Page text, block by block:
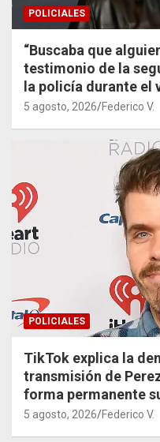
POLICIALES
“Buscaba que
testimonio de la
la policía durante el
5 agosto, 2026 Federico V.
POLICIALES
TikTok explica la
transmisión de
forma permanente
5 agosto, 2026 Federico V.